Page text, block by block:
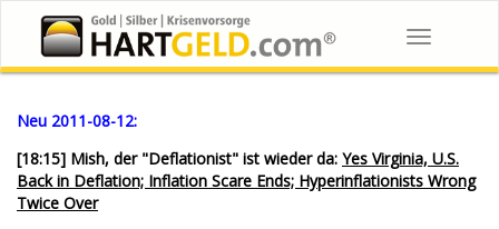
Toggle
navigation
Neu 2011-08-12:
[18:15] Mish, der "Deflationist" ist wieder da: Yes Virginia, U.S.
Back in Deflation; Inflation Scare Ends; Hyperinflationists Wrong
Twice Over